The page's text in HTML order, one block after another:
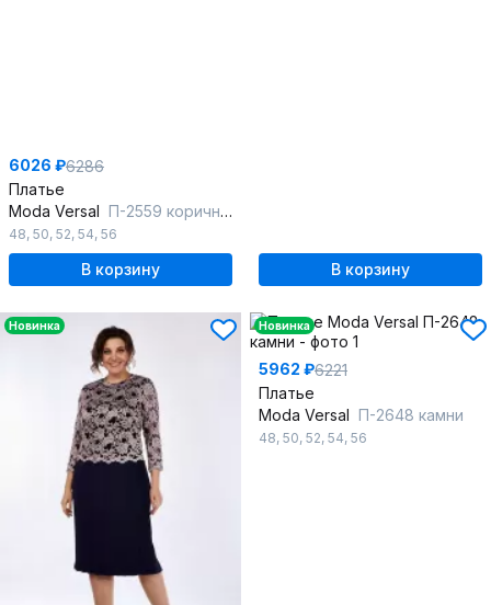
6026 ₽6286
Платье
Moda Versal П-2559 коричневый
48, 50, 52, 54, 56
В корзину В корзину
Новинка Новинка
5962 ₽6221
Платье
Moda Versal П-2648 камни
48, 50, 52, 54, 56